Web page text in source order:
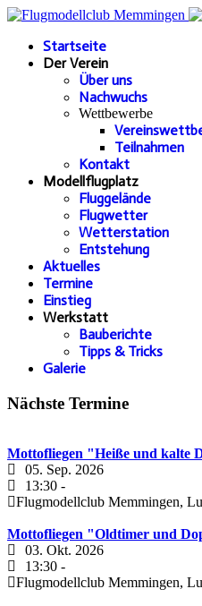
Startseite
Der Verein
Über uns
Nachwuchs
Wettbewerbe
Teilnahmen
Kontakt
Modellflugplatz
Fluggelände
Flugwetter
Wetterstation
Entstehung
Aktuelles
Termine
Einstieg
Werkstatt
Bauberichte
Tipps & Tricks
Galerie
Nächste Termine
Mottofliegen "Heiße und kalte
05. Sep. 2026
13:30 -
Flugmodellclub Memmingen,
Mottofliegen "Oldtimer und
03. Okt. 2026
13:30 -
Flugmodellclub Memmingen,